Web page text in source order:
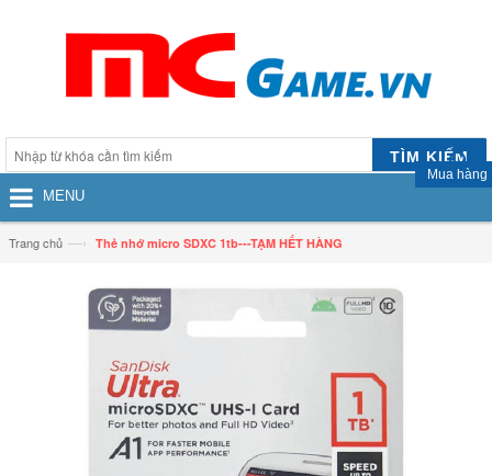
TÌM KIẾM
Mua hàng
MENU
Trang chủ —› Thẻ nhớ micro SDXC 1tb---TẠM HẾT HÀNG